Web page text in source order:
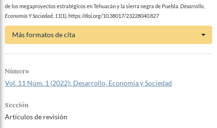
de los megaproyectos estratégicos en Tehuacán y la sierra negra de Puebla. Desarrollo,
Economía Y Sociedad, 11(1). https://doi.org/10.38017/23228040.827
Más formatos de cita
Número
Vol. 11 Núm. 1 (2022): Desarrollo, Economía y Sociedad
Sección
Artículos de revisión